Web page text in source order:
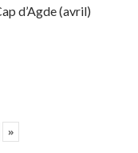
d’Agde (avril)
»